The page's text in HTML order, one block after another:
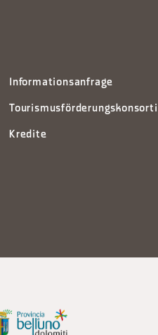
Informationsanfrage
Kredite